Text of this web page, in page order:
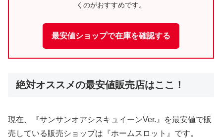
くのがおすすめです。
最安値ショップで在庫を確認する
絶対オススメの最安値販売店はここ！
現在、『サンサンオアシスキュイーンVer.』を最安値で販
売している販売ショップは『ホームスロット』です。